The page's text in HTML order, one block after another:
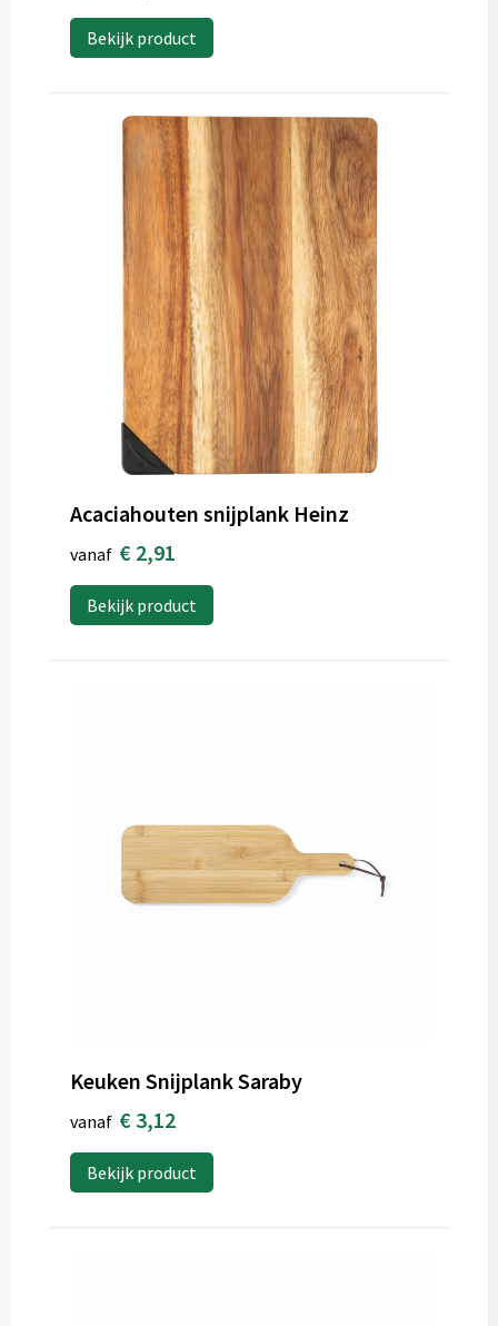
Bekijk product
Acaciahouten snijplank Heinz
vanaf € 2,91
Bekijk product
Keuken Snijplank Saraby
vanaf € 3,12
Bekijk product